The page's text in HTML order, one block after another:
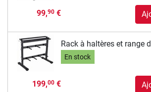
99,90€
Rack à haltères et range
En stock
199,00€